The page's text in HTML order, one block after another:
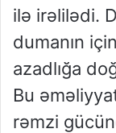
ilə irəlilədi.
dumanın
azadlığa
Bu
rəmzi